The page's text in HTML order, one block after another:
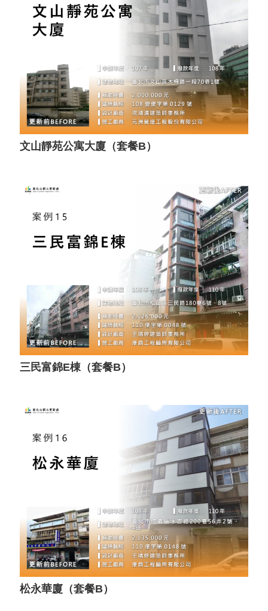
文山靜苑公寓大廈（套餐B）
三民富錦E棟（套餐B）
松永華廈（套餐B）